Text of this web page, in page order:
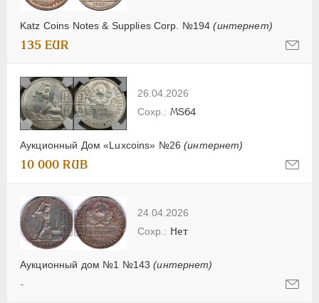
Katz Coins Notes & Supplies Corp. №194(интернет)
135 EUR
26.04.2026
Аукционный Дом «Luxcoins» №26(интернет)
MS64
10 000 RUB
24.04.2026
Аукционный дом №1 №143(интернет)
Нет
-